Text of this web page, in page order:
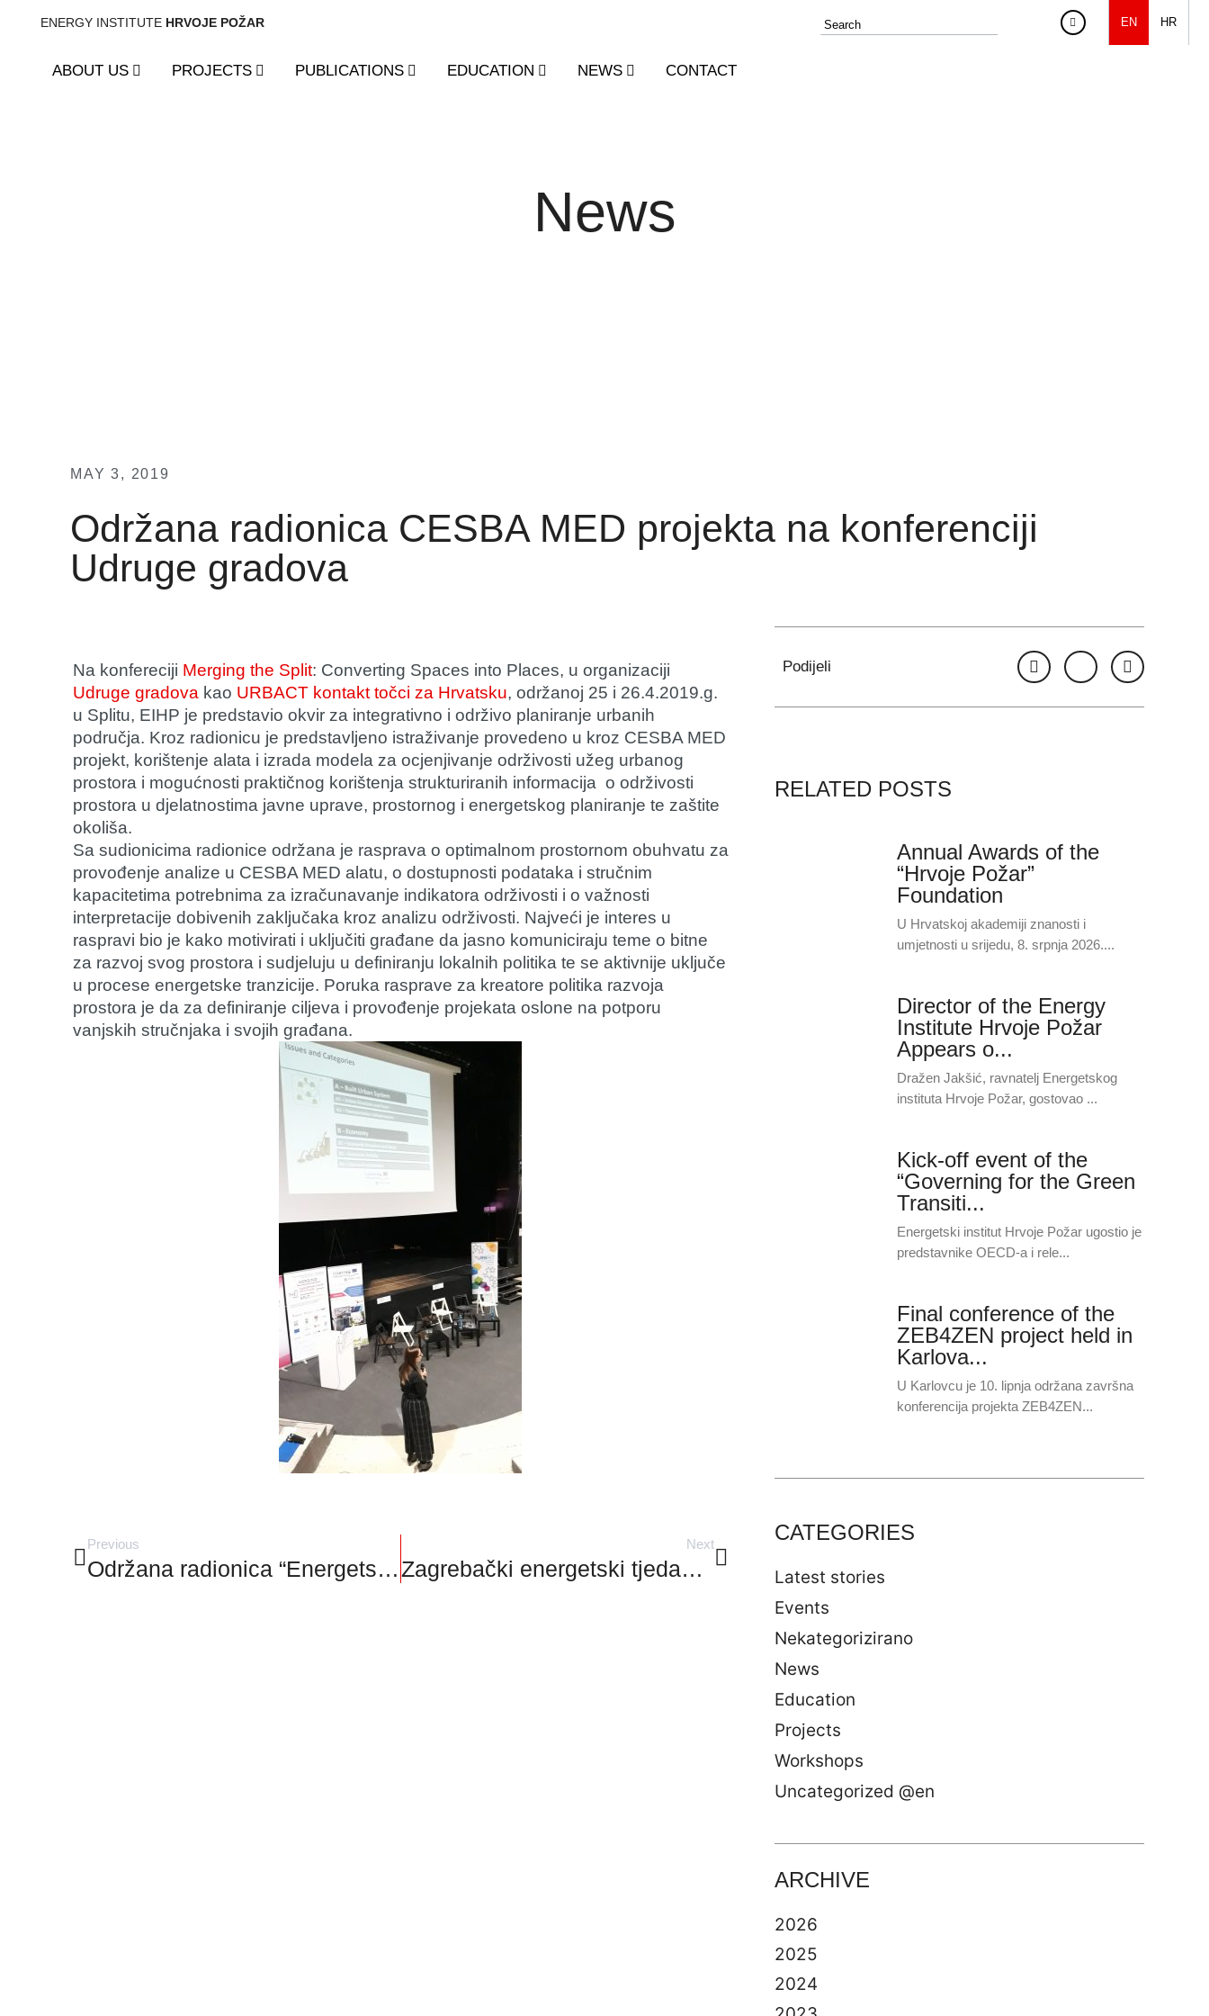
ENERGY INSTITUTE HRVOJE POŽAR EN HR
ABOUT US PROJECTS PUBLICATIONS EDUCATION NEWS CONTACT
News
MAY 3, 2019
Održana radionica CESBA MED projekta na konferenciji
Udruge gradova
Na konfereciji Merging the Split: Converting Spaces into Places, u organizaciji
Udruge gradova kao URBACT kontakt točci za Hrvatsku, održanoj 25 i 26.4.2019.g.
u Splitu, EIHP je predstavio okvir za integrativno i održivo planiranje urbanih
područja. Kroz radionicu je predstavljeno istraživanje provedeno u kroz CESBA MED
projekt, korištenje alata i izrada modela za ocjenjivanje održivosti užeg urbanog
prostora i mogućnosti praktičnog korištenja strukturiranih informacija o održivosti
prostora u djelatnostima javne uprave, prostornog i energetskog planiranje te zaštite
okoliša.
Sa sudionicima radionice održana je rasprava o optimalnom prostornom obuhvatu za
provođenje analize u CESBA MED alatu, o dostupnosti podataka i stručnim
kapacitetima potrebnima za izračunavanje indikatora održivosti i o važnosti
interpretacije dobivenih zaključaka kroz analizu održivosti. Najveći je interes u
raspravi bio je kako motivirati i uključiti građane da jasno komuniciraju teme o bitne
za razvoj svog prostora i sudjeluju u definiranju lokalnih politika te se aktivnije uključe
u procese energetske tranzicije. Poruka rasprave za kreatore politika razvoja
prostora je da za definiranje ciljeva i provođenje projekata oslone na potporu
vanjskih stručnjaka i svojih građana.
Previous
Održana radionica “Energetska učinkovitost kroz provedbu EU projekata” u Županijskoj komori (HGK) Split
Next
Zagrebački energetski tjedan 2019.
Podijeli
RELATED POSTS
Annual Awards of the
“Hrvoje Požar”
Foundation
U Hrvatskoj akademiji znanosti i
umjetnosti u srijedu, 8. srpnja 2026....
Director of the Energy
Institute Hrvoje Požar
Appears o...
Dražen Jakšić, ravnatelj Energetskog
instituta Hrvoje Požar, gostovao ...
Kick-off event of the
“Governing for the Green
Transiti...
Energetski institut Hrvoje Požar ugostio je
predstavnike OECD-a i rele...
Final conference of the
ZEB4ZEN project held in
Karlova...
U Karlovcu je 10. lipnja održana završna
konferencija projekta ZEB4ZEN...
CATEGORIES
Latest stories
Events
Nekategorizirano
News
Education
Projects
Workshops
Uncategorized @en
ARCHIVE
2026
2025
2024